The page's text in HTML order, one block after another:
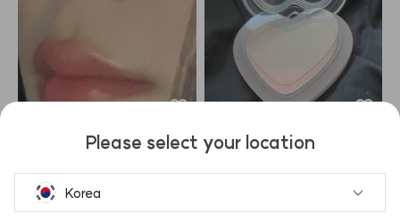
가디건은 그만입고 싶었는데ㅋㅋ
ㅋ 젤 찰떡이라 삼일째 입었어요ㅎ
그리고 해보고싶던 헤어까지! 영상
곧 들고올게요🫶🏻🤎
#화장품정보 #make
#뮤드 숄 모먼트 아이섀도우 팔
레트 [ 04 라일락모먼트 ]
5번 컬러로 눈 두덩이를 전체적으
로 발라주고
9번 컬러로 쌍꺼풀 라인에 음영을
주고
으로 가장자리까지 퍼뜨려 주고
버터리 치크 케이크 [
01 베리 앤 크림 ]
에이오유 기둥템!! 글로이 틴트밤
이뻣어요… 하지만 제 최애는 리본
밤…🫰🩷 느무 이쁨~!!
색감도 마음에 드는데 두 컬러 조합
Please select your location
Korea